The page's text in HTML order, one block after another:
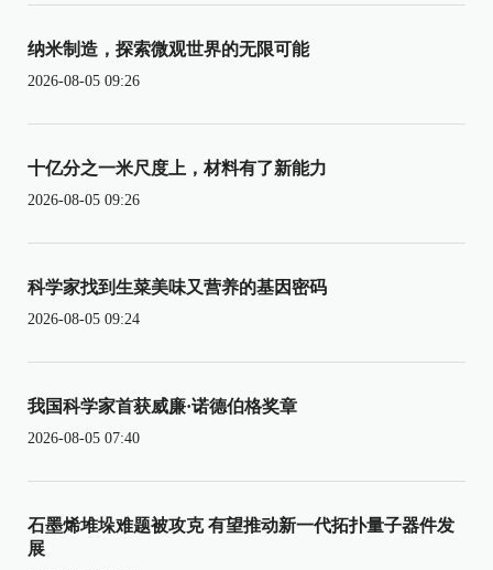
纳米制造，探索微观世界的无限可能
2026-08-05 09:26
十亿分之一米尺度上，材料有了新能力
2026-08-05 09:26
科学家找到生菜美味又营养的基因密码
2026-08-05 09:24
我国科学家首获威廉·诺德伯格奖章
2026-08-05 07:40
石墨烯堆垛难题被攻克 有望推动新一代拓扑量子器件发
展